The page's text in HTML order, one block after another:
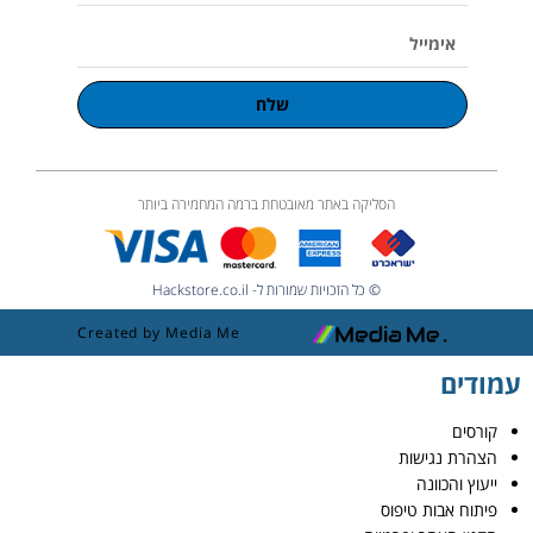
שלח
הסליקה באתר מאובטחת ברמה המחמירה ביותר
© כל הזכויות שמורות ל- Hackstore.co.il
Created by Media Me
עמודים
קורסים
הצהרת נגישות
ייעוץ והכוונה
פיתוח אבות טיפוס